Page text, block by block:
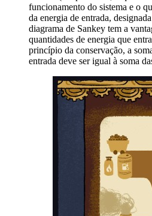
funcionamento do sistema e o
da energia de entrada,
diagrama de Sankey tem a
quantidades de energia que
princípio da conservação, a
entrada deve ser igual à soma